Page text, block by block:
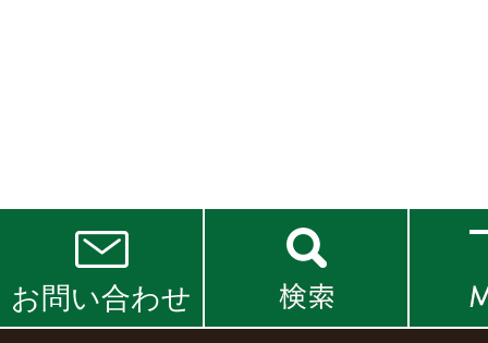
お問い合わせ